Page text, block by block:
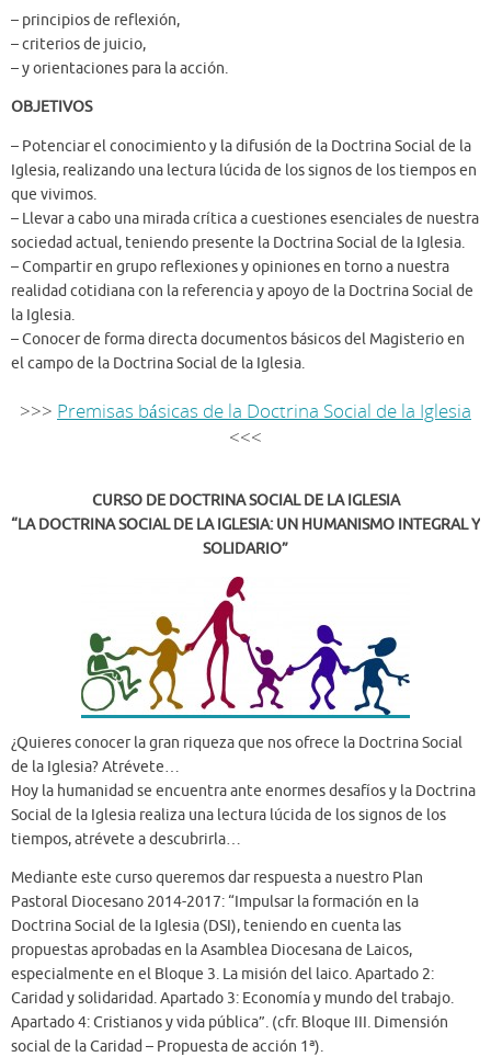
– principios de reflexión,
– criterios de juicio,
– y orientaciones para la acción.
OBJETIVOS
– Potenciar el conocimiento y la difusión de la Doctrina Social de la
Iglesia, realizando una lectura lúcida de los signos de los tiempos en
que vivimos.
– Llevar a cabo una mirada crítica a cuestiones esenciales de nuestra
sociedad actual, teniendo presente la Doctrina Social de la Iglesia.
– Compartir en grupo reflexiones y opiniones en torno a nuestra
realidad cotidiana con la referencia y apoyo de la Doctrina Social de
la Iglesia.
– Conocer de forma directa documentos básicos del Magisterio en
el campo de la Doctrina Social de la Iglesia.
>>> Premisas básicas de la Doctrina Social de la Iglesia
<<<
CURSO DE DOCTRINA SOCIAL DE LA IGLESIA
“LA DOCTRINA SOCIAL DE LA IGLESIA: UN HUMANISMO INTEGRAL Y
SOLIDARIO”
¿Quieres conocer la gran riqueza que nos ofrece la Doctrina Social
de la Iglesia? Atrévete…
Hoy la humanidad se encuentra ante enormes desafíos y la Doctrina
Social de la Iglesia realiza una lectura lúcida de los signos de los
tiempos, atrévete a descubrirla…
Mediante este curso queremos dar respuesta a nuestro Plan
Pastoral Diocesano 2014-2017: “Impulsar la formación en la
Doctrina Social de la Iglesia (DSI), teniendo en cuenta las
propuestas aprobadas en la Asamblea Diocesana de Laicos,
especialmente en el Bloque 3. La misión del laico. Apartado 2:
Caridad y solidaridad. Apartado 3: Economía y mundo del trabajo.
Apartado 4: Cristianos y vida pública”. (cfr. Bloque III. Dimensión
social de la Caridad – Propuesta de acción 1ª).